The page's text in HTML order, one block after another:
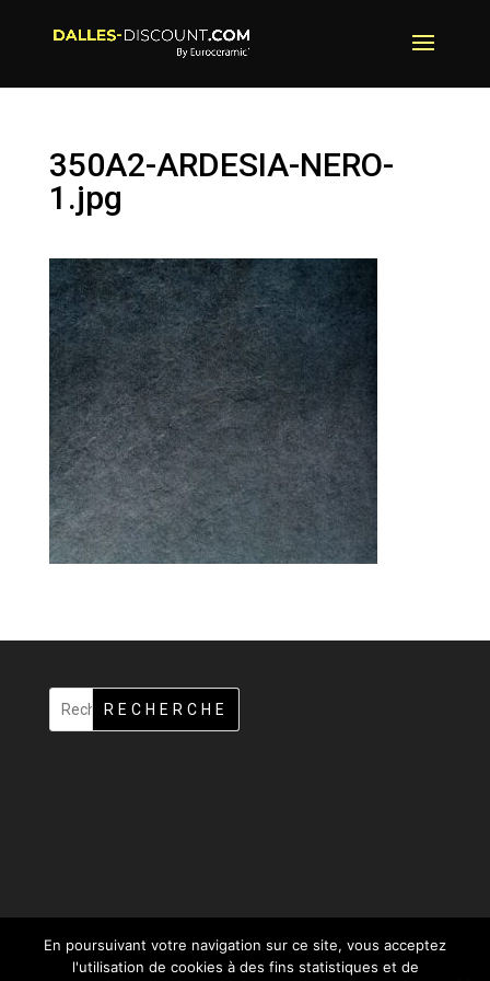
350A2-ARDESIA-NERO-
1.jpg
RECHERCHE
En poursuivant votre navigation sur ce site, vous acceptez
l'utilisation de cookies à des fins statistiques et de